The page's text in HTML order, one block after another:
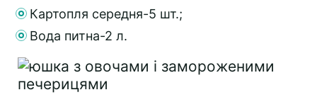
Картопля середня-5 шт.;
Вода питна-2 л.